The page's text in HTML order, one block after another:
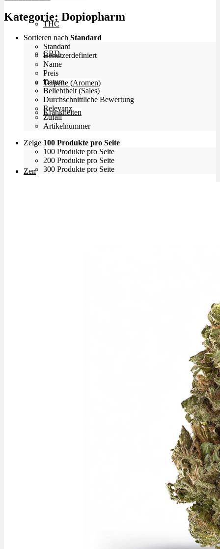
THC
CBD
Terpene (Aromen)
Krankheiten
Studien
Zen
Kategorie: Dopiopharm
Sortieren nach Standard
Standard
Benutzerdefiniert
Name
Preis
Datum
Beliebtheit (Sales)
Durchschnittliche Bewertung
Relevanz
Zufall
Artikelnummer
Zeige 100 Produkte pro Seite
100 Produkte pro Seite
200 Produkte pro Seite
300 Produkte pro Seite